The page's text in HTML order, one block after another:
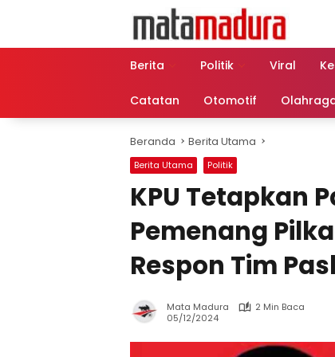
Berita
Politik Viral
Catatan Otomotif
Beranda Berita Utama
Berita Utama Politik
KPU Tetapkan
Pemenang
Respon Tim
Mata Madura
2 Min Baca
05/12/2024